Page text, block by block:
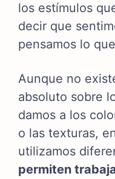
los estímulos
decir que
pensamos lo
Aunque no
absoluto sobre
damos a los
o las texturas,
utilizamos
permiten